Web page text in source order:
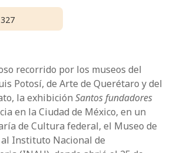
recorrido por los museos del
Potosí, de Arte de Querétaro y del
la exhibición Santos fundadores
en la Ciudad de México, en un
de Cultura federal, el Museo de
Instituto Nacional de